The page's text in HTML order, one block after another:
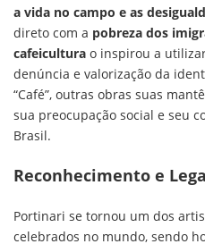
a vida no campo e as
direto com a pobreza dos
cafeicultura o inspirou a
denúncia e valorização da
“Café”, outras obras suas
sua preocupação social e seu
Brasil.
Reconhecimento e
Portinari se tornou um dos
celebrados no mundo, sendo